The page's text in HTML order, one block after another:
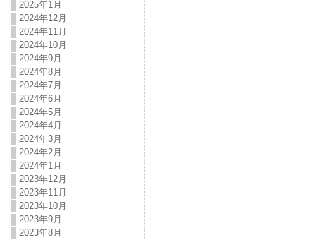
2025年1月
2024年12月
2024年11月
2024年10月
2024年9月
2024年8月
2024年7月
2024年6月
2024年5月
2024年4月
2024年3月
2024年2月
2024年1月
2023年12月
2023年11月
2023年10月
2023年9月
2023年8月